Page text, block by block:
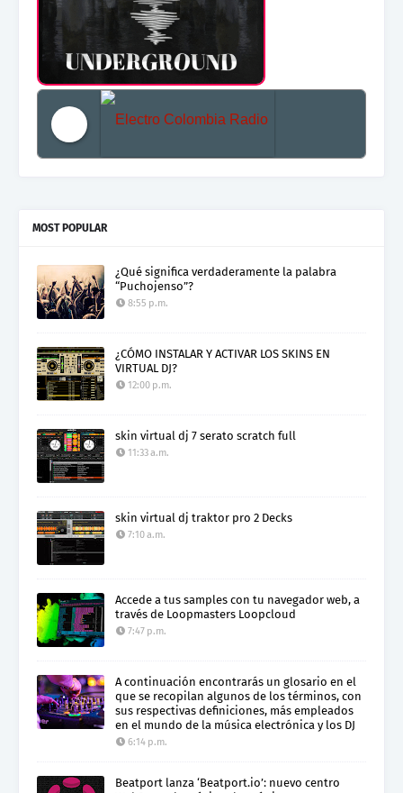
MOST POPULAR
¿Qué significa verdaderamente la palabra
“Puchojenso”?
8:55 p.m.
¿CÓMO INSTALAR Y ACTIVAR LOS SKINS EN
VIRTUAL DJ?
12:00 p.m.
skin virtual dj 7 serato scratch full
11:33 a.m.
skin virtual dj traktor pro 2 Decks
7:10 a.m.
Accede a tus samples con tu navegador web, a
través de Loopmasters Loopcloud
7:47 p.m.
A continuación encontrarás un glosario en el
que se recopilan algunos de los términos, con
sus respectivas definiciones, más empleados
en el mundo de la música electrónica y los DJ
6:14 p.m.
Beatport lanza ‘Beatport.io’: nuevo centro